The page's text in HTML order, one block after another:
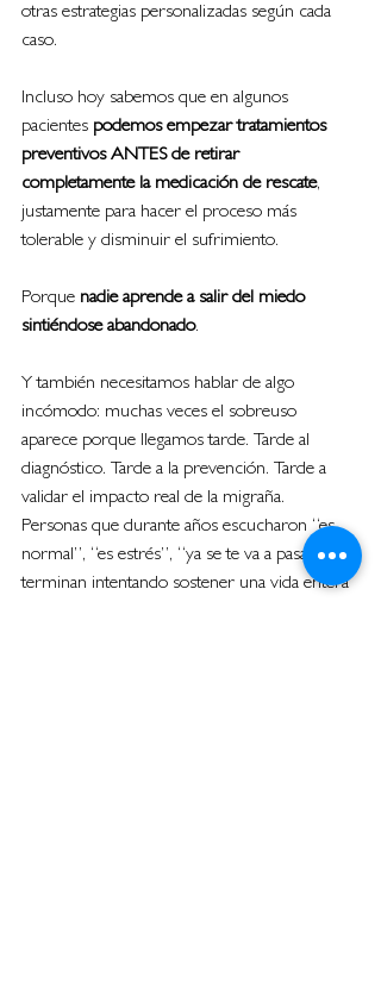
otras estrategias personalizadas según cada
caso.
Incluso hoy sabemos que en algunos
pacientes podemos empezar tratamientos
preventivos ANTES de retirar
completamente la medicación de rescate,
justamente para hacer el proceso más
tolerable y disminuir el sufrimiento.
Porque nadie aprende a salir del miedo
sintiéndose abandonado.
Y también necesitamos hablar de algo
incómodo: muchas veces el sobreuso
aparece porque llegamos tarde. Tarde al
diagnóstico. Tarde a la prevención. Tarde a
validar el impacto real de la migraña.
Personas que durante años escucharon “es
normal”, “es estrés”, “ya se te va a pasar”,
terminan intentando sostener una vida entera